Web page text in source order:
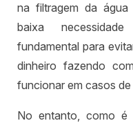
na filtragem da água
baixa
fundamental para
dinheiro fazendo
funcionar em casos de
No entanto, como é